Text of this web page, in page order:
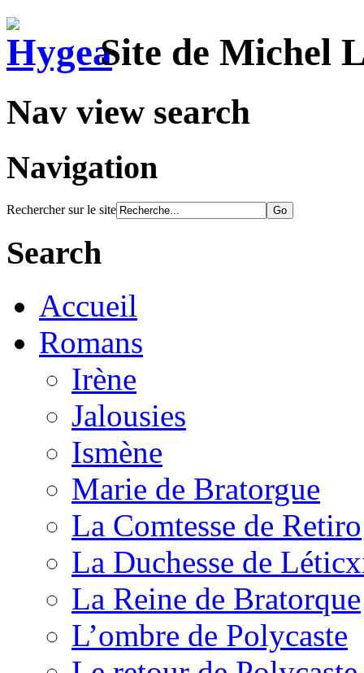
Site de Michel
Nav view search
Navigation
Rechercher sur le site
Search
Accueil
Romans
Irène
Jalousies
Ismène
Marie de Bratorgue
La Comtesse de Retiro
La Duchesse de
La Reine de Bratorque
L’ombre de Polycaste